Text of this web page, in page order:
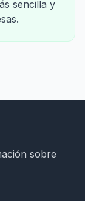
sencilla y
sobre